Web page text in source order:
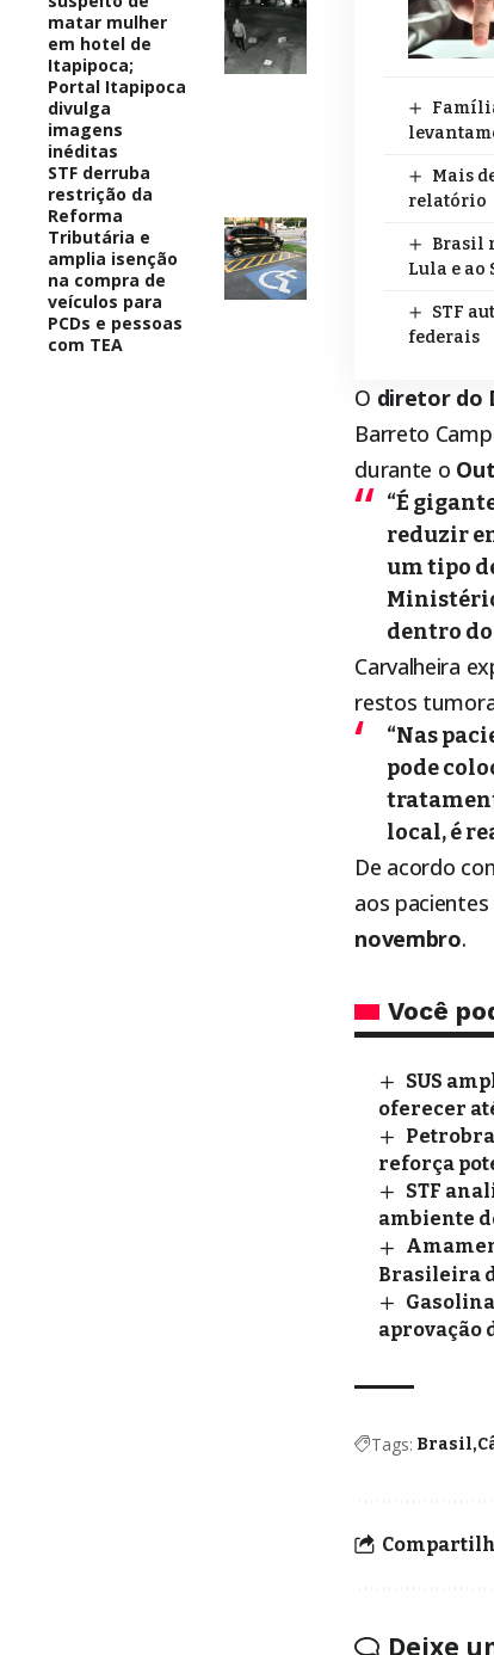
matar mulher
em hotel de
Itapipoca;
Portal Itapipoca
divulga
imagens
inéditas
STF derruba
restrição da
Reforma
Tributária e
amplia isenção
na compra de
veículos para
PCDs e pessoas
com TEA
Mais
relatório
Brasil
Lula e ao
STF
federais
O diretor do
Barreto
durante o
“É
reduzir
um tipo
dentro
Carvalheira
restos
“Nas
pode
local, é
De acordo
aos pacientes
novembro.
Você
SUS
oferecer
reforça
STF
ambiente
Brasileira
aprovação
Tags: Brasil
Deixe